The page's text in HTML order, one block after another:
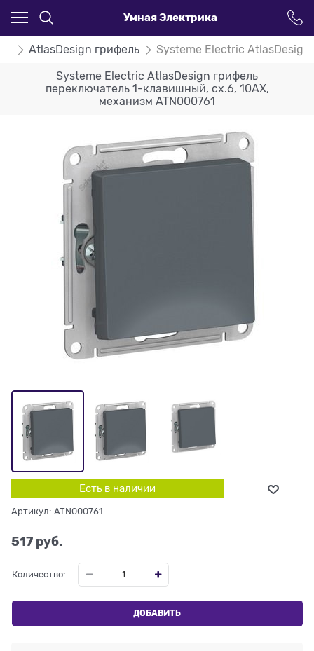
Умная Электрика
AtlasDesign грифель Systeme Electric
Systeme Electric AtlasDesign грифель
переключатель 1-клавишный, сх.6, 10АХ,
механизм ATN000761
Есть в наличии
Артикул: ATN000761
517 руб.
Количество:
ДОБАВИТЬ